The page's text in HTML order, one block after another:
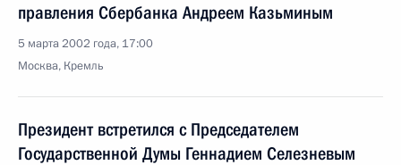
правления Сбербанка Андреем Казьминым
5 марта 2002 года, 17:00
Москва, Кремль
Президент встретился с Председателем
Государственной Думы Геннадием Селезневым